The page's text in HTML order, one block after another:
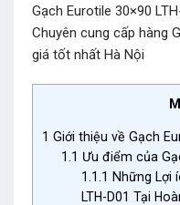
Gạch Eurotile 30×90
Chuyên cung cấp hàng
giá tốt nhất Hà Nội
1 Giới thiệu về Gạch
1.1 Ưu điểm của
1.1.1 Những Lợi
LTH-D01 Tại